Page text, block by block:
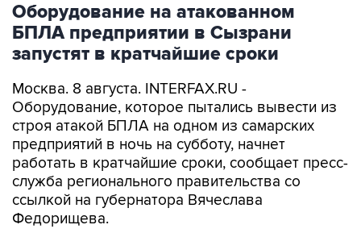
Оборудование на атакованном
БПЛА предприятии в Сызрани
запустят в кратчайшие сроки
Москва. 8 августа. INTERFAX.RU -
Оборудование, которое пытались вывести из
строя атакой БПЛА на одном из самарских
предприятий в ночь на субботу, начнет
работать в кратчайшие сроки, сообщает пресс-
служба регионального правительства со
ссылкой на губернатора Вячеслава
Федорищева.